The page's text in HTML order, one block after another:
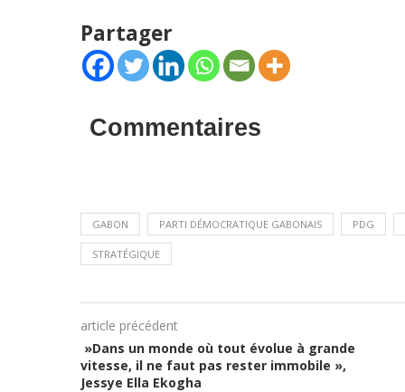
Partager
Commentaires
GABON PARTI DÉMOCRATIQUE GABONAIS PDG
STRATÉGIQUE
article précédent
»Dans un monde où tout évolue à grande
vitesse, il ne faut pas rester immobile »,
Jessye Ella Ekogha